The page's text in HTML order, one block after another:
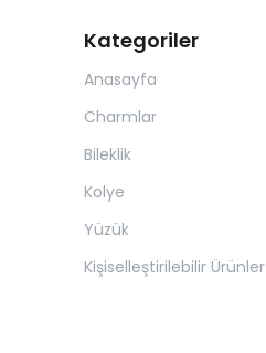
Kategoriler
Anasayfa
Charmlar
Bileklik
Kolye
Yüzük
Kişiselleştirilebilir Ürünler